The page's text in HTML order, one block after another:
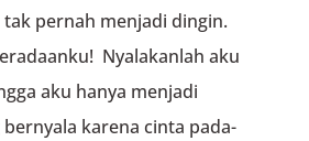
pernah menjadi dingin.
Nyala­kanlah aku
aku hanya men­jadi
bernyala karena cinta pada-